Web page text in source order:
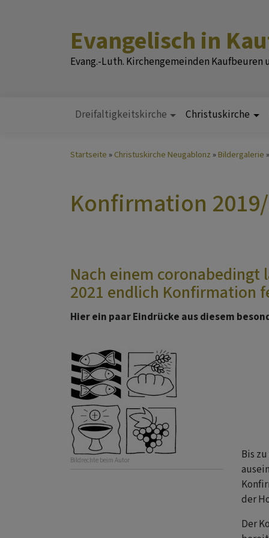
Evangelisch in
Evang.-Luth. Kirchengemeinden
Hauptnavigation
Dreifaltigkeitskirche Christuskirche
Startseite Christuskirche Neugablonz Bildergalerie
Konfirmation
Nach einem coronabedingt
2021 endlich Konfirmation
Hier ein paar Eindrücke aus diesem
Bildrechte beim Autor
Bis
der
Der